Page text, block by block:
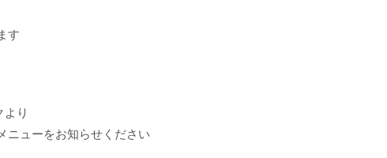
す
より
ューをお知らせください